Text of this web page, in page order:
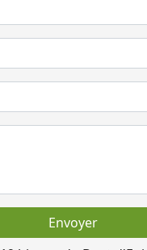
Envoyer